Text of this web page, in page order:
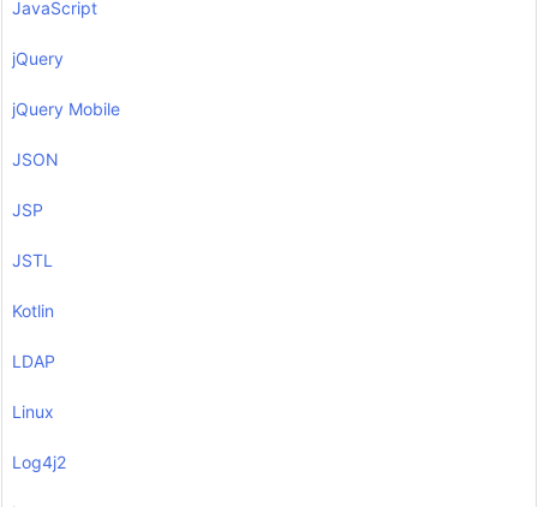
JavaScript
jQuery
jQuery Mobile
JSON
JSP
JSTL
Kotlin
LDAP
Linux
Log4j2